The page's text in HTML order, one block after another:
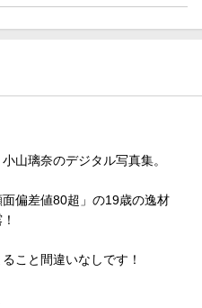
山璃奈のデジタル写真集。
偏差値80超」の19歳の逸材
こと間違いなしです！